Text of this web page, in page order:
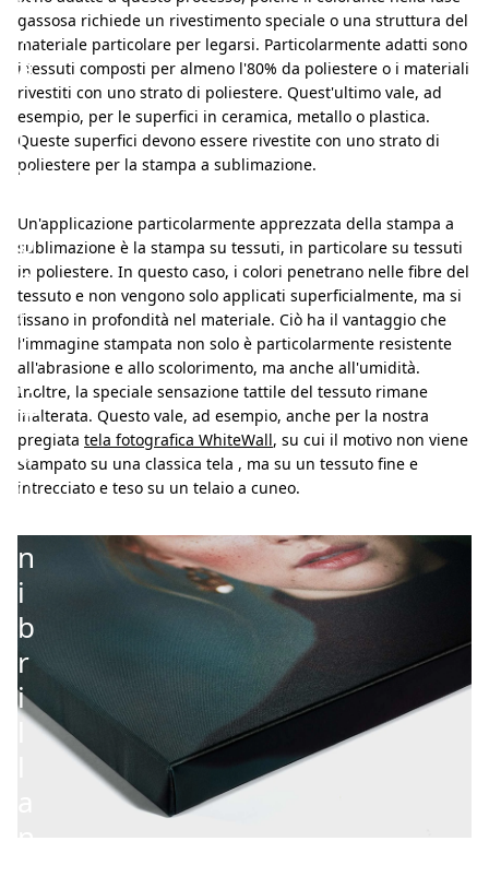
v
a
t
i
v
p
e
r
i
m
m
a
g
n
i
b
r
i
gassosa richiede un rivestimento speciale o una struttura del
materiale particolare per legarsi. Particolarmente adatti sono
i tessuti composti per almeno l'80% da poliestere o i materiali
rivestiti con uno strato di poliestere. Quest'ultimo vale, ad
esempio, per le superfici in ceramica, metallo o plastica.
Queste superfici devono essere rivestite con uno strato di
poliestere per la stampa a sublimazione.
Un'applicazione particolarmente apprezzata della stampa a
sublimazione è la stampa su tessuti, in particolare su tessuti
in poliestere. In questo caso, i colori penetrano nelle fibre del
tessuto e non vengono solo applicati superficialmente, ma si
fissano in profondità nel materiale. Ciò ha il vantaggio che
l'immagine stampata non solo è particolarmente resistente
all'abrasione e allo scolorimento, ma anche all'umidità.
Inoltre, la speciale sensazione tattile del tessuto rimane
inalterata. Questo vale, ad esempio, anche per la nostra
pregiata tela fotografica WhiteWall, su cui il motivo non viene
stampato su una classica tela , ma su un tessuto fine e
intrecciato e teso su un telaio a cuneo.